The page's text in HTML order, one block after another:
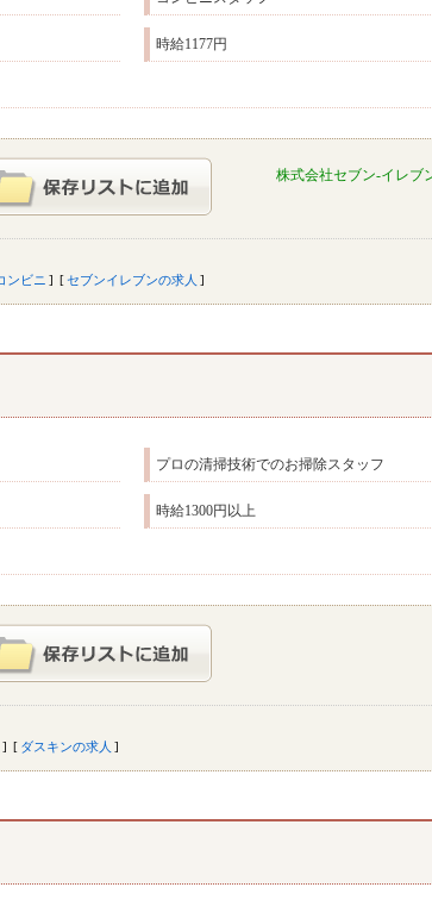
時給1177円
株式会社セブン-イレブ
ンビニ セブンイレブンの求人
プロの清掃技術でのお掃除スタッフ
時給1300円以上
ダスキンの求人